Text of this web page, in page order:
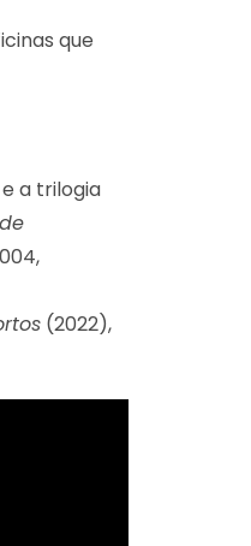
que
e a trilogia
(2022),